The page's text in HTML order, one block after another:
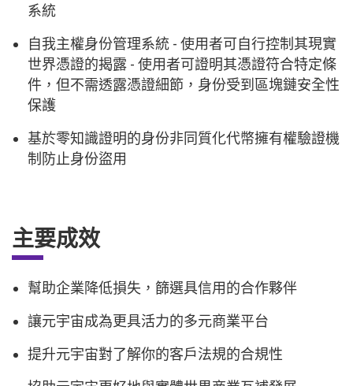
系統
自我主權身份管理系統 - 使用者可自行控制其現實
世界憑證的揭露 - 使用者可證明其憑證符合特定條
件，但不需透露憑證細節，身份受到區塊鏈安全性
保護
基於零知識證明的身份非同質化代幣擁有權驗證機
制防止身份盜用
主要成效
幫助企業降低損失，篩選具信用的合作夥伴
讓元宇宙成為更具活力的多元商業平台
提升元宇宙對了解你的客戶法規的合規性